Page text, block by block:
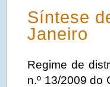
Síntese
Janeiro
Regime de
n.º 13/2009 do